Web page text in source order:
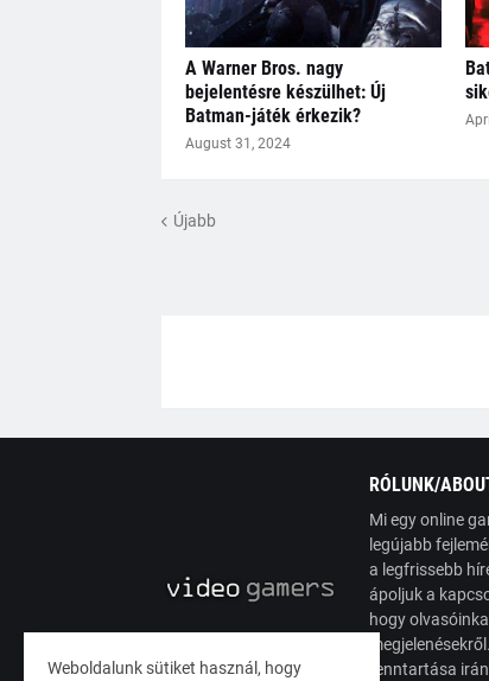
A Warner Bros. nagy
bejelentésre készülhet: Új
Batman-játék érkezik?
August 31, 2024
Újabb
RÓLUNK/
Mi egy online
legújabb
a legfrissebb
ápoljuk a
hogy
fenntartása
Weboldalunk sütiket használ, hogy